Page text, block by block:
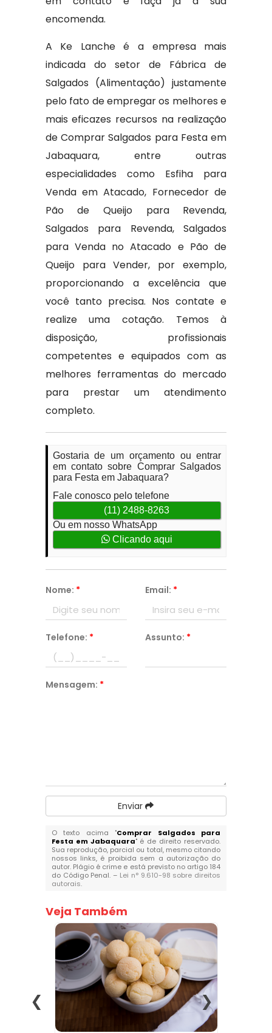
encomenda.
A Ke Lanche é a empresa mais
indicada do setor de Fábrica de
Salgados (Alimentação) justamente
pelo fato de empregar os melhores e
mais eficazes recursos na realização
de Comprar Salgados para Festa em
Jabaquara, entre outras
especialidades como Esfiha para
Venda em Atacado, Fornecedor de
Pão de Queijo para Revenda,
Salgados para Revenda, Salgados
para Venda no Atacado e Pão de
Queijo para Vender, por exemplo,
proporcionando a excelência que
você tanto precisa. Nos contate e
realize uma cotação. Temos à
disposição, profissionais
competentes e equipados com as
melhores ferramentas do mercado
para prestar um atendimento
completo.
Gostaria de um orçamento ou entrar
em contato sobre Comprar Salgados
para Festa em Jabaquara?
Fale conosco pelo telefone
(11) 2488-8263
Ou em nosso WhatsApp
Clicando aqui
Nome: * Email: *
Telefone: * Assunto: *
Mensagem: *
Enviar
O texto acima "Comprar Salgados para
Festa em Jabaquara" é de direito reservado.
Sua reprodução, parcial ou total, mesmo citando
nossos links, é proibida sem a autorização do
autor. Plágio é crime e está previsto no artigo 184
do Código Penal. – Lei n° 9.610-98 sobre direitos
autorais.
Veja Também